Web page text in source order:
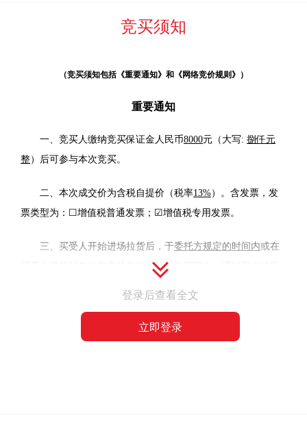
竞买须知
（竞买须知包括《重要通知》和《网络竞价规则》）
重要通知
一、竞买人缴纳竞买保证金人民币8000元（大写: 捌仟元
整）后可参与本次竞买。
二、本次成交价为含税自提价（税率13%）。含发票，发
票类型为：☐增值税普通发票；☑增值税专用发票。
三、买受人开始进场拉货后，于委托方规定的时间内或在
买受人看货时自行与委托方确认的拉货期限内，通过双方约定
提供车辆及人工辅助。标的物上附着的水泥或其他杂质，买受
登录后查看全文
立即登录